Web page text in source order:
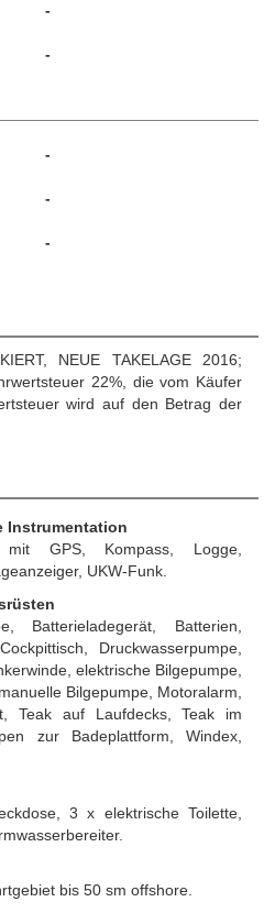
-
-
-
-
-
NEUE TAKELAGE 2016;
22%, die vom Käufer
wird auf den Betrag der
Instrumentation
mit GPS, Kompass, Logge,
UKW-Funk.
Batterieladegerät, Batterien,
Druckwasserpumpe,
elektrische Bilgepumpe,
Bilgepumpe, Motoralarm,
Teak auf Laufdecks, Teak im
zur Badeplattform, Windex,
3 x elektrische Toilette,
bis 50 sm offshore.